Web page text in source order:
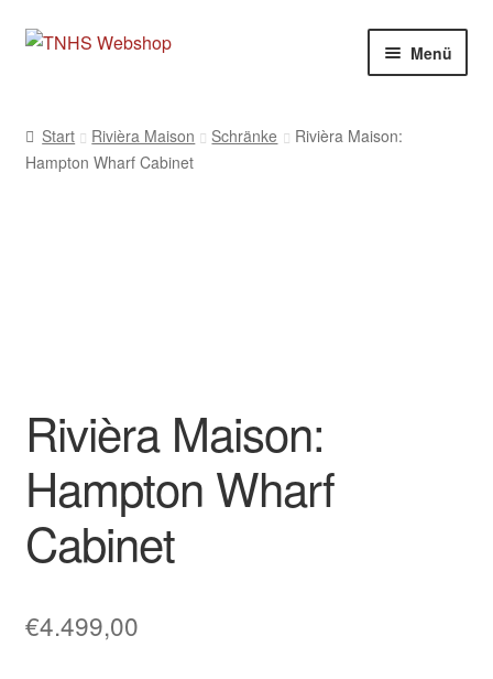
Zur
Zum
Menü
Start Rivièra Maison Schränke
Rivièra Maison:
Hampton Wharf Cabinet
Rivièra Maison:
Hampton Wharf
Cabinet
€4.499,00